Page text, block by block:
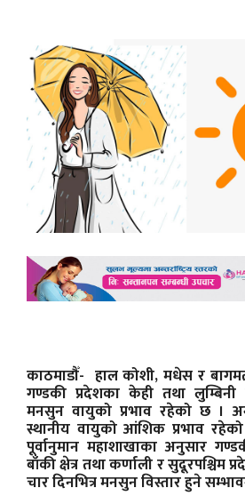
काठमाडौँ- हाल कोशी, मधेस र
गण्डकी प्रदेशका केही तथा लुम्बिनी
मनसुन वायुको प्रभाव रहेको छ । अन्य
स्थानीय वायुको आंशिक प्रभाव
पूर्वानुमान महाशाखाका अनुसार
बाँकी क्षेत्र तथा कर्णाली र सुदूरपश्चिम
चार दिनभित्र मनसुन विस्तार हुने